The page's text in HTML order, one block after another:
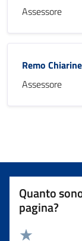
Assessore
Remo
Assessore
Quanto
pagina?